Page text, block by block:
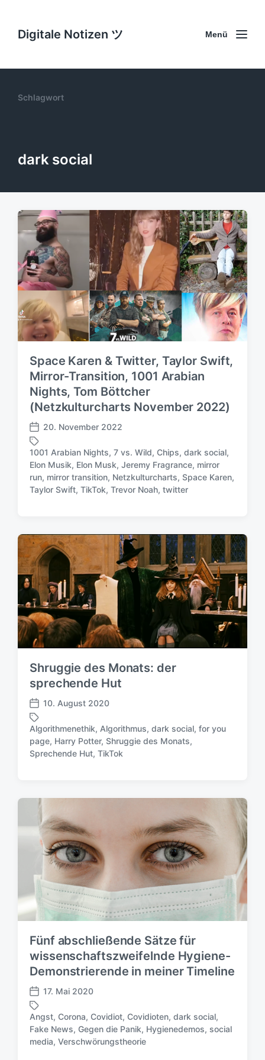
Digitale Notizen ツ Menü
Schlagwort
dark social
Space Karen & Twitter, Taylor Swift,
Mirror-Transition, 1001 Arabian
Nights, Tom Böttcher
(Netzkulturcharts November 2022)
V
e
r
ö
f
f
t
l
i
c
h
n
g
s
d
t
u
20. November 2022
c
g
w
ö
r
t
e
r
1001 Arabian Nights, 7 vs. Wild, Chips, dark social,
Elon Musik, Elon Musk, Jeremy Fragrance, mirror
run, mirror transition, Netzkulturcharts, Space Karen,
Taylor Swift, TikTok, Trevor Noah, twitter
Shruggie des Monats: der
sprechende Hut
V
e
r
ö
f
n
g
s
d
t
u
m
10. August 2020
S
c
ö
Algorithmenethik, Algorithmus, dark social, for you
page, Harry Potter, Shruggie des Monats,
Sprechende Hut, TikTok
Fünf abschließende Sätze für
wissenschaftszweifelnde Hygiene-
Demonstrierende in meiner Timeline
V
e
r
ö
f
17. Mai 2020
S
c
Angst, Corona, Covidiot, Covidioten, dark social,
Fake News, Gegen die Panik, Hygienedemos, social
media, Verschwörungstheorie